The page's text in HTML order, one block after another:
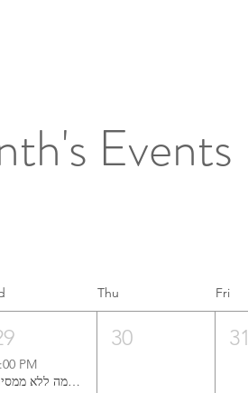
Events
Thu Fri
PM
קורס ציור בשמן אל־א־פרימה ללא ממסים
30 31